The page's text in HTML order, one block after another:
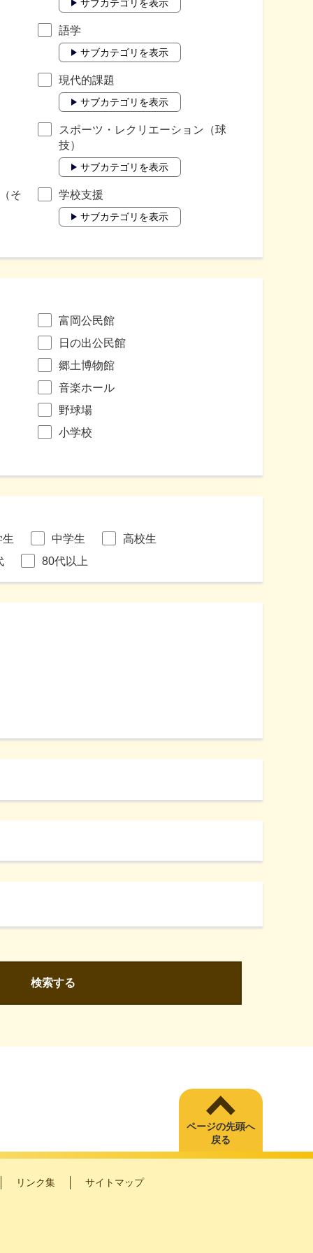
サブカテゴリを表示
語学
サブカテゴリを表示
現代的課題
サブカテゴリを表示
スポーツ・レクリエーション（球
技）
サブカテゴリを表示
そ 学校支援
サブカテゴリを表示
富岡公民館
日の出公民館
郷土博物館
音楽ホール
野球場
小学校
生 中学生
高校生
80代以上
検索する
ページの先頭へ
戻る
リンク集 サイトマップ